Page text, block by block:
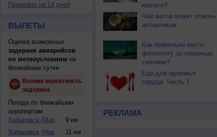
Подробно на 14 дней
ВЫЛЕТЫ
Оценка возможных
задержек авиарейсов
по метеоусловиям на
ближайшие сутки
Велика вероятность
задержек
Погода по ближайшим
аэропортам
Хабаровск (Матвее...
9 км
Хабаровск (Новый)
11 км
южного?
Чай матча может помочь
аллергикам
Как правильно вести
фотоохоту за северным
сиянием?
Еда для здоровья
сердца. Часть 1
РЕКЛАМА